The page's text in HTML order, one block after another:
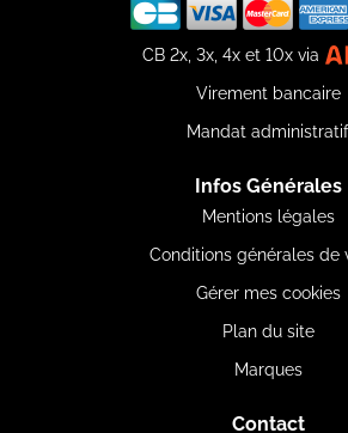
CB 2x, 3x, 4x et 10x via
Virement bancaire
Mandat administratif
Infos Générales
Mentions légales
Conditions générales de
Gérer mes cookies
Plan du site
Marques
Contact